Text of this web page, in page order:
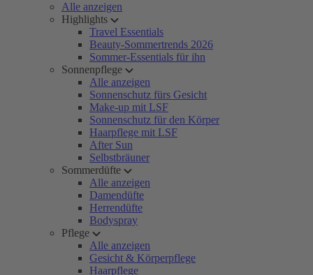
Alle anzeigen
Highlights
Travel Essentials
Beauty-Sommertrends 2026
Sommer-Essentials für ihn
Sonnenpflege
Alle anzeigen
Sonnenschutz fürs Gesicht
Make-up mit LSF
Sonnenschutz für den Körper
Haarpflege mit LSF
After Sun
Selbstbräuner
Sommerdüfte
Alle anzeigen
Damendüfte
Herrendüfte
Bodyspray
Pflege
Alle anzeigen
Gesicht & Körperpflege
Haarpflege